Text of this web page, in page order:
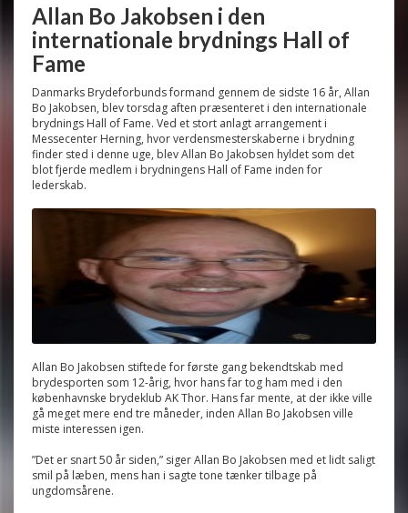
Allan Bo Jakobsen i den
internationale brydnings Hall of
Fame
Danmarks Brydeforbunds formand gennem de sidste 16 år, Allan
Bo Jakobsen, blev torsdag aften præsenteret i den internationale
brydnings Hall of Fame. Ved et stort anlagt arrangement i
Messecenter Herning, hvor verdensmesterskaberne i brydning
finder sted i denne uge, blev Allan Bo Jakobsen hyldet som det
blot fjerde medlem i brydningens Hall of Fame inden for
lederskab.
Allan Bo Jakobsen stiftede for første gang bekendtskab med
brydesporten som 12-årig, hvor hans far tog ham med i den
københavnske brydeklub AK Thor. Hans far mente, at der ikke ville
gå meget mere end tre måneder, inden Allan Bo Jakobsen ville
miste interessen igen.
”Det er snart 50 år siden,” siger Allan Bo Jakobsen med et lidt saligt
smil på læben, mens han i sagte tone tænker tilbage på
ungdomsårene.